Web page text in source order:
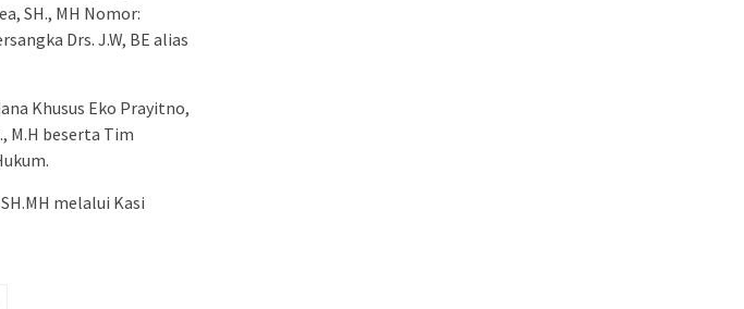
SH., MH Nomor:
Drs. J.W, BE alias
Khusus Eko Prayitno,
M.H beserta Tim
melalui Kasi